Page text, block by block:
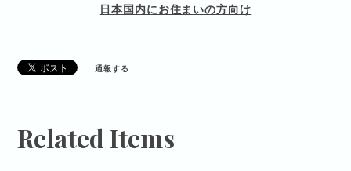
日本国内にお住まいの方向け
通報する
Related Items